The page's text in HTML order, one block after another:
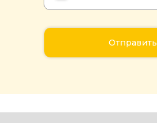
Отправить